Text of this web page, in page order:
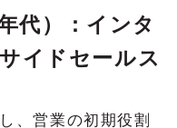
代）：インタ
イドセールス
、営業の初期役割